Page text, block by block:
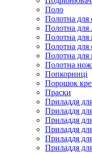
Поло
Полотна для
Полотна для
Полотна для
Полотна для
Полотна для
Полотна
Попкорниці
Порошок
Праски
Приладдя
Приладдя
Приладдя
Приладдя
Приладдя
Приладдя